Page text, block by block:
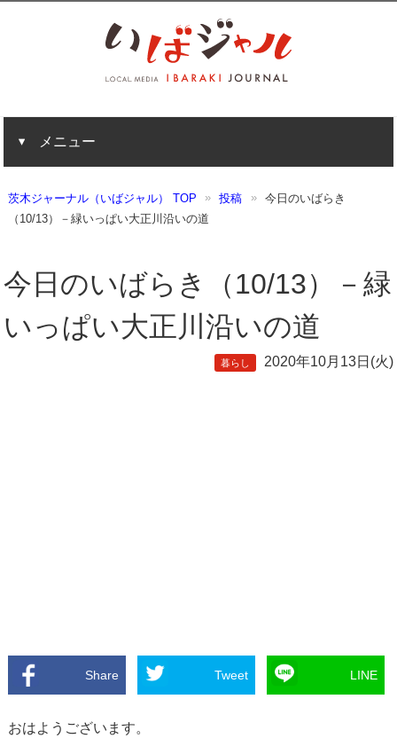
メニュー
茨木ジャーナル（いばジャル） TOP 投稿
今日のいばらき
（10/13）－緑いっぱい大正川沿いの道
今日のいばらき（10/13）－緑
いっぱい大正川沿いの道
暮らし 2020年10月13日(火)
Share Tweet LINE
おはようございます。